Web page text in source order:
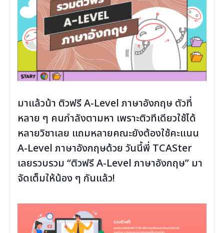
มาแล้วน้า ติวฟรี A-Level ภาษาอังกฤษ ตัวที่
หลาย ๆ คนกำลังตามหา เพราะติวทีเดียวใช้ได้
หลายวิชาเลย แถมหลายคณะยังต้องใช้คะแนน
A-Level ภาษาอังกฤษด้วย วันนี้พี่ TCASter
เลยรวบรวม “ติวฟรี A-Level ภาษาอังกฤษ” มา
จัดเต็มให้น้อง ๆ กันแล้ว!